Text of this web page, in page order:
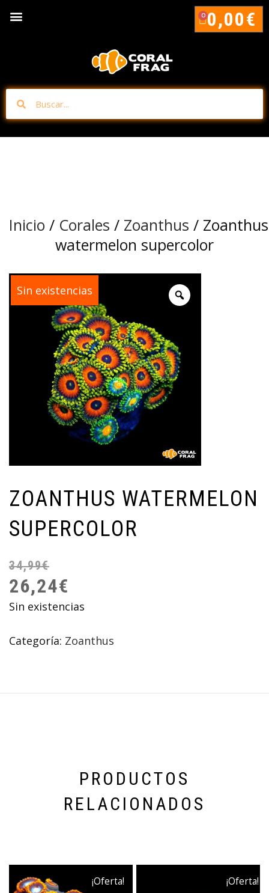
0,00€
0
Inicio / Corales / Zoanthus / Zoanthus
watermelon supercolor
¡Oferta!
Sin existencias
ZOANTHUS WATERMELON
SUPERCOLOR
34,99€
26,24€
Sin existencias
Categoría: Zoanthus
PRODUCTOS
RELACIONADOS
¡Oferta! ¡Oferta!